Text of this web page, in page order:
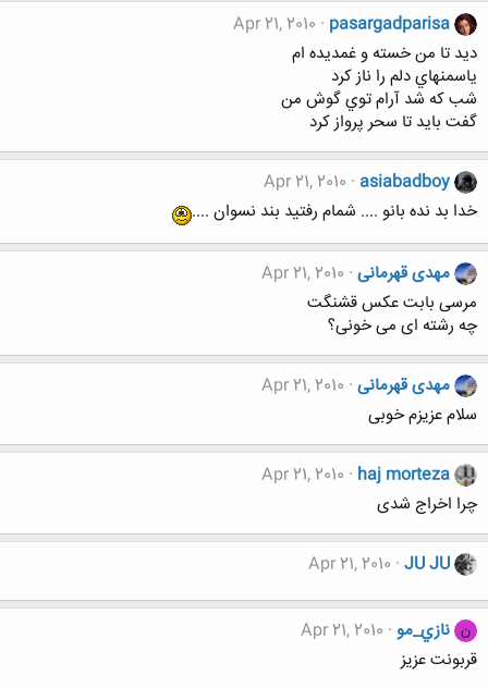
pasargadparisa
Apr 21, 2010
ديد تا من خسته و غمديده ام
ياسمنهاي دلم را ناز كرد
شب كه شد آرام توي گوش من
گفت بايد تا سحر پرواز كرد
asiabadboy
Apr 21, 2010
خدا بد نده بانو .... شمام رفتید بند نسوان ....
مهدی قهرمانی Apr 21, 2010
مرسی بابت عکس قشنگت
چه رشته ای می خونی؟
مهدی قهرمانی Apr 21, 2010
سلام عزیزم خوبی
haj morteza
Apr 21, 2010
چرا اخراج شدی
JU JU
Apr 21, 2010
ن نازي_مو Apr 21, 2010
قربونت عزیز